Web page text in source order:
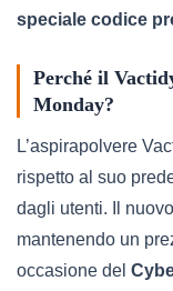
speciale codice
Perché il
Monday?
L’aspirapolvere
rispetto al suo
dagli utenti. Il
mantenendo un
occasione del